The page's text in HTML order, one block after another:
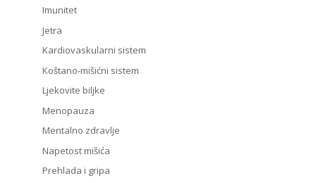
Imunitet
Jetra
Kardiovaskularni sistem
Koštano-mišićni sistem
Ljekovite biljke
Menopauza
Mentalno zdravlje
Napetost mišića
Prehlada i gripa